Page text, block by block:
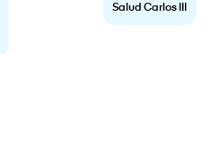
Salud Carlos III